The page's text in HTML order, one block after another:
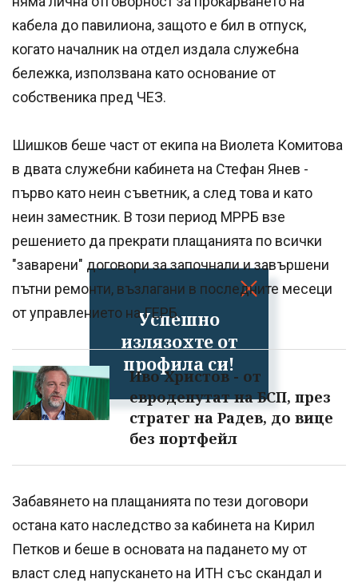
Успешно
излязохте от
профила си!
кабела до павилиона, защото е бил в отпуск,
когато началник на отдел издала служебна
бележка, използвана като основание от
собственика пред ЧЕЗ.
Шишков беше част от екипа на Виолета Комитова
в двата служебни кабинета на Стефан Янев -
първо като неин съветник, а след това и като
неин заместник. В този период МРРБ взе
решението да прекрати плащанията по всички
"заварени" договори за започнали и завършени
пътни ремонти, възлагани в последните месеци
от управлението на ГЕРБ.
Иво Христов - от
евродепутат на БСП, през
стратег на Радев, до вице
без портфейл
Забавянето на плащанията по тези договори
остана като наследство за кабинета на Кирил
Петков и беше в основата на падането му от
власт след напускането на ИТН със скандал и